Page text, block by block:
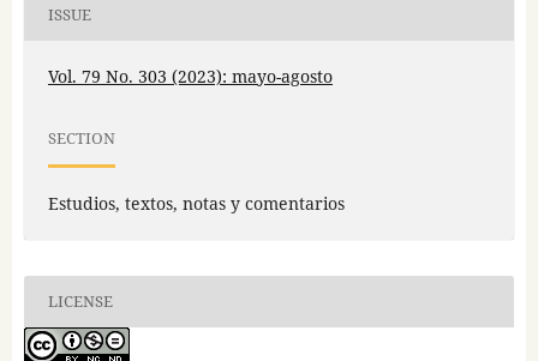
ISSUE
Vol. 79 No. 303 (2023): mayo-agosto
SECTION
Estudios, textos, notas y comentarios
LICENSE